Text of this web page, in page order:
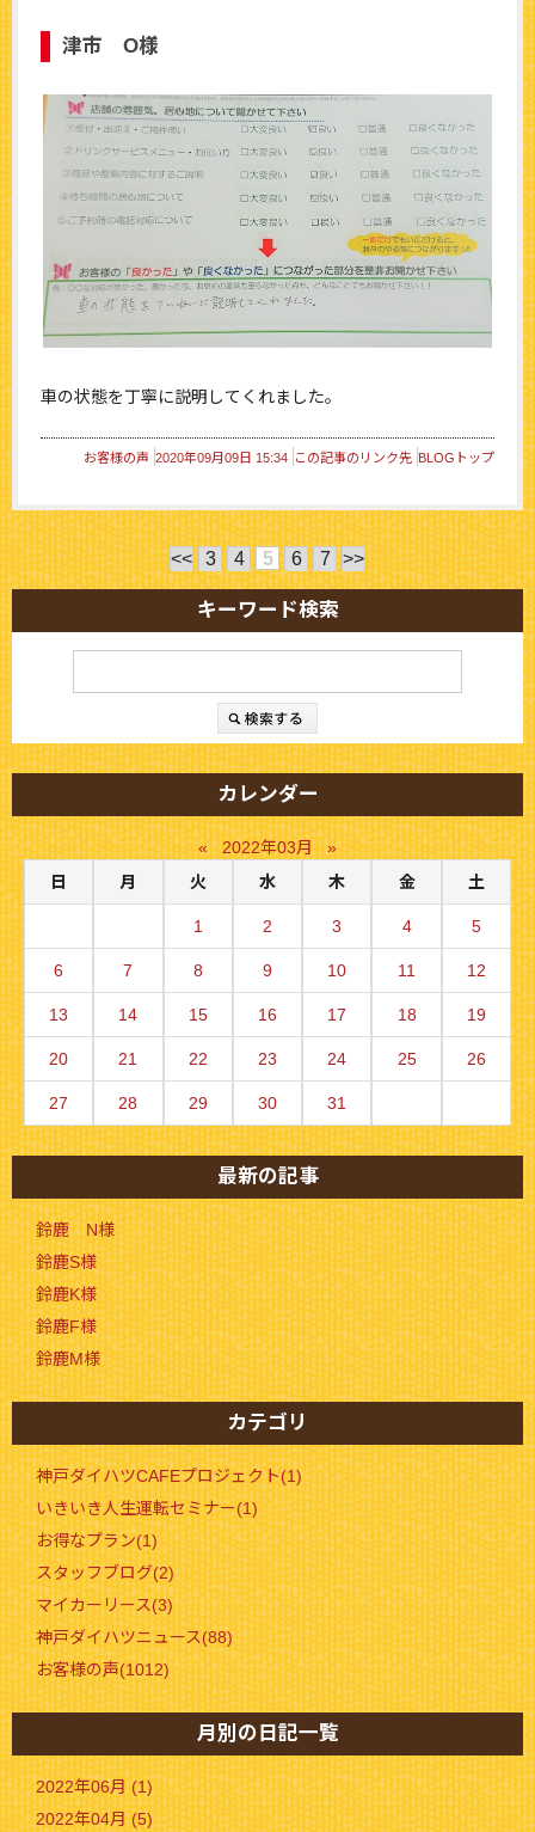
津市 O様
車の状態を丁寧に説明してくれました。
お客様の声 2020年09月09日 15:34 この記事のリンク先 BLOGトップ
<< 3 4 5 6 7 >>
キーワード検索
カレンダー
« 2022年03月
»
日
月 火 水 木 金 土
1 2 3 4 5
6 7 8 9 10 11 12
13 14 15 16 17 18 19
20 21 22 23 24 25 26
27 28 29 30 31
最新の記事
鈴鹿 N様
鈴鹿S様
鈴鹿K様
鈴鹿F様
鈴鹿M様
カテゴリ
神戸ダイハツCAFEプロジェクト(1)
いきいき人生運転セミナー(1)
お得なプラン(1)
スタッフブログ(2)
マイカーリース(3)
神戸ダイハツニュース(88)
お客様の声(1012)
月別の日記一覧
2022年06月 (1)
2022年04月 (5)